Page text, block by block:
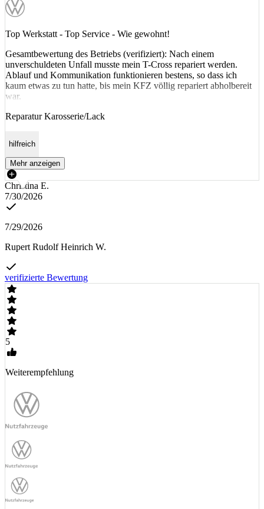
Top Werkstatt - Top Service - Wie gewohnt!
Gesamtbewertung des Betriebs (verifiziert): Nach einem
unverschuldeten Unfall musste mein T-Cross repariert werden.
Ablauf und Kommunikation funktionieren bestens, so dass ich
kaum etwas zu tun hatte, bis mein KFZ völlig repariert abholbereit
war.
Reparatur Karosserie/Lack
hilfreich
Mehr anzeigen
Christina E.
7/30/2026
7/29/2026
Rupert Rudolf Heinrich W.
verifizierte Bewertung
5
Weiterempfehlung